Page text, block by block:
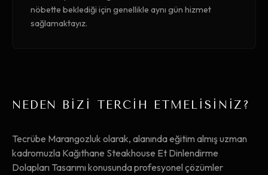
nöbette beklediği için genellikle aynı gün hizmet
sağlamaktayız.
NEDEN BİZİ TERCİH ETMELİSİNİZ?
Tecrübe Marangozluk olarak, alanında eğitim almış uzman
kadromuzla Kağıthane Steakhouse Et Dinlendirme
Dolapları Tasarımı konusunda profesyonel çözümler